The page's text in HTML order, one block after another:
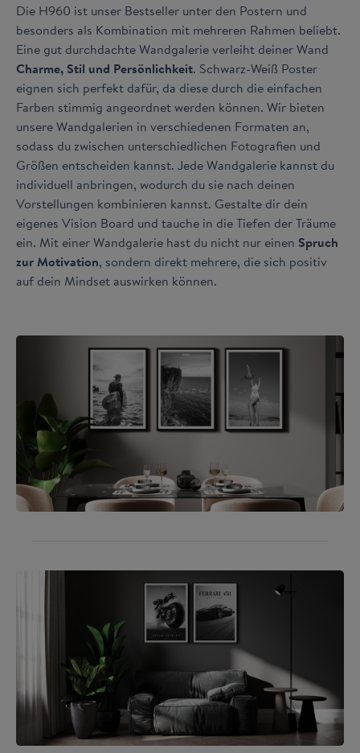
Die H960 ist unser Bestseller unter den Postern und
besonders als Kombination mit mehreren Rahmen beliebt.
Eine gut durchdachte Wandgalerie verleiht deiner Wand
Charme, Stil und Persönlichkeit. Schwarz-Weiß Poster
eignen sich perfekt dafür, da diese durch die einfachen
Farben stimmig angeordnet werden können. Wir bieten
unsere Wandgalerien in verschiedenen Formaten an,
sodass du zwischen unterschiedlichen Fotografien und
Größen entscheiden kannst. Jede Wandgalerie kannst du
individuell anbringen, wodurch du sie nach deinen
Vorstellungen kombinieren kannst. Gestalte dir dein
eigenes Vision Board und tauche in die Tiefen der Träume
ein. Mit einer Wandgalerie hast du nicht nur einen Spruch
zur Motivation, sondern direkt mehrere, die sich positiv
auf dein Mindset auswirken können.